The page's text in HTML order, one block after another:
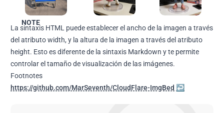
NOTE
La sintaxis HTML puede establecer el ancho de la imagen a través
del atributo width, y la altura de la imagen a través del atributo
height. Esto es diferente de la sintaxis Markdown y te permite
controlar el tamaño de visualización de las imágenes.
Footnotes
https://github.com/MarSeventh/CloudFlare-ImgBed ↩